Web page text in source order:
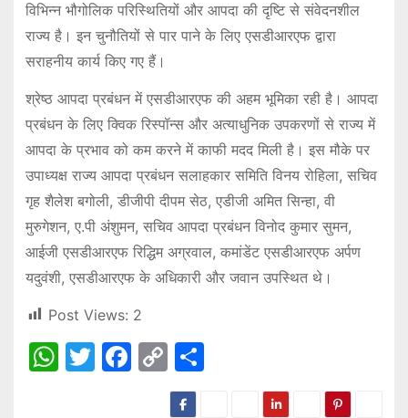
विभिन्न भौगोलिक परिस्थितियों और आपदा की दृष्टि से संवेदनशील
राज्य है। इन चुनौतियों से पार पाने के लिए एसडीआरएफ द्वारा
सराहनीय कार्य किए गए हैं।
श्रेष्ठ आपदा प्रबंधन में एसडीआरएफ की अहम भूमिका रही है। आपदा
प्रबंधन के लिए क्विक रिस्पॉन्स और अत्याधुनिक उपकरणों से राज्य में
आपदा के प्रभाव को कम करने में काफी मदद मिली है। इस मौके पर
उपाध्यक्ष राज्य आपदा प्रबंधन सलाहकार समिति विनय रोहिला, सचिव
गृह शैलेश बगोली, डीजीपी दीपम सेठ, एडीजी अमित सिन्हा, वी
मुरुगेशन, ए.पी अंशुमन, सचिव आपदा प्रबंधन विनोद कुमार सुमन,
आईजी एसडीआरएफ रिद्धिम अग्रवाल, कमांडेंट एसडीआरएफ अर्पण
यदुवंशी, एसडीआरएफ के अधिकारी और जवान उपस्थित थे।
Post Views: 2
W T F C
o
S